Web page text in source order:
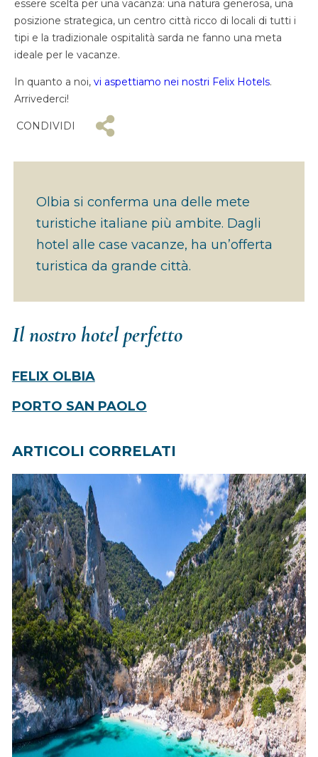
essere scelta per una vacanza: una natura generosa, una
posizione strategica, un centro città ricco di locali di tutti i
tipi e la tradizionale ospitalità sarda ne fanno una meta
ideale per le vacanze.
In quanto a noi, vi aspettiamo nei nostri Felix Hotels.
Arrivederci!
CONDIVIDI
Olbia si conferma una delle mete
turistiche italiane più ambite. Dagli
hotel alle case vacanze, ha un’offerta
turistica da grande città.
Il nostro hotel perfetto
FELIX OLBIA
PORTO SAN PAOLO
ARTICOLI CORRELATI